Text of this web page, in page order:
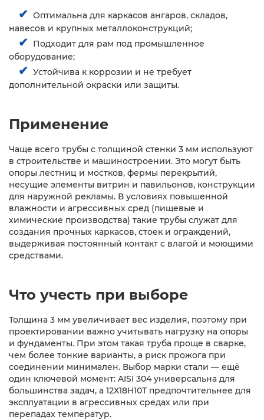
✔ Оптимальна для каркасов ангаров, складов,
навесов и крупных металлоконструкций;
✔ Подходит для рам под промышленное
оборудование;
✔ Устойчива к коррозии и не требует
дополнительной окраски или защиты.
Применение
Чаще всего трубы с толщиной стенки 3 мм используют
в строительстве и машиностроении. Это могут быть
опоры лестниц и мостков, фермы перекрытий,
несущие элементы витрин и павильонов, конструкции
для наружной рекламы. В условиях повышенной
влажности и агрессивных сред (пищевые и
химические производства) такие трубы служат для
создания прочных каркасов, стоек и ограждений,
выдерживая постоянный контакт с влагой и моющими
средствами.
Что учесть при выборе
Толщина 3 мм увеличивает вес изделия, поэтому при
проектировании важно учитывать нагрузку на опоры
и фундаменты. При этом такая труба проще в сварке,
чем более тонкие варианты, а риск прожога при
соединении минимален. Выбор марки стали — ещё
один ключевой момент: AISI 304 универсальна для
большинства задач, а 12Х18Н10Т предпочтительнее для
эксплуатации в агрессивных средах или при
перепадах температур.